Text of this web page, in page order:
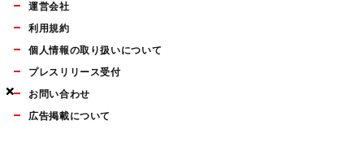
×
×
×
運営会社
利用規約
個人情報の取り扱いについて
プレスリリース受付
お問い合わせ
広告掲載について